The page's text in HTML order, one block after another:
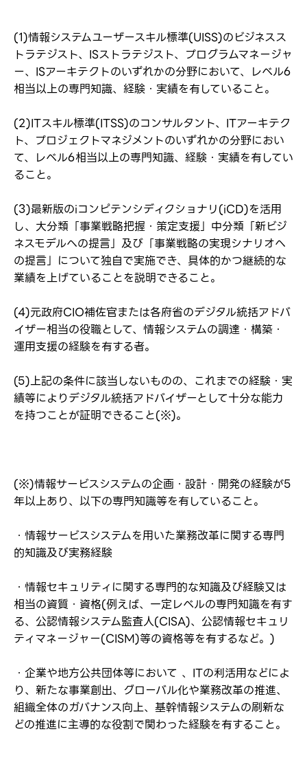
転職報告をする
パスワード
※パスワードを忘れた方はコチラ
(1)情報システムユーザースキル標準(UISS)のビジネスス
トラテジスト、ISストラテジスト、プログラムマネージャ
ー、ISアーキテクトのいずれかの分野において、レベル6
相当以上の専門知識、経験・実績を有していること。
(2)ITスキル標準(ITSS)のコンサルタント、ITアーキテク
ト、プロジェクトマネジメントのいずれかの分野におい
て、レベル6相当以上の専門知識、経験・実績を有してい
ること。
(3)最新版のiコンピテンシディクショナリ(iCD)を活用
し、大分類「事業戦略把握・策定支援」中分類「新ビジ
ネスモデルへの提言」及び「事業戦略の実現シナリオへ
の提言」について独自で実施でき、具体的かつ継続的な
業績を上げていることを説明できること。
(4)元政府CIO補佐官または各府省のデジタル統括アドバ
イザー相当の役職として、情報システムの調達・構築・
運用支援の経験を有する者。
(5)上記の条件に該当しないものの、これまでの経験・実
績等によりデジタル統括アドバイザーとして十分な能力
を持つことが証明できること(※)。
(※)情報サービスシステムの企画・設計・開発の経験が5
年以上あり、以下の専門知識等を有していること。
・情報サービスシステムを用いた業務改革に関する専門
的知識及び実務経験
・情報セキュリティに関する専門的な知識及び経験又は
相当の資質・資格(例えば、一定レベルの専門知識を有す
る、公認情報システム監査人(CISA)、公認情報セキュリ
ティマネージャー(CISM)等の資格等を有するなど。)
・企業や地方公共団体等において 、ITの利活用などによ
り、新たな事業創出、グローバル化や業務改革の推進、
組織全体のガバナンス向上、基幹情報システムの刷新な
どの推進に主導的な役割で関わった経験を有すること。